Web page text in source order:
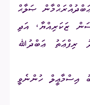
ޞަލާޙް
ޒަކަރިއްޔާ، އަދި
ރިފްޢަތު ޢަބްދުﷲ
އިސްމާޢީލް ހުންނެވީ